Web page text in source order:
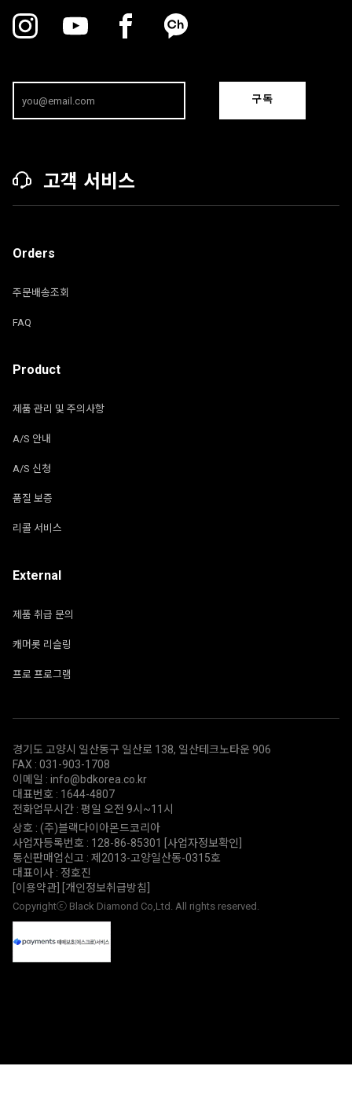
구독
고객 서비스
Orders
주문배송조회
FAQ
Product
제품 관리 및 주의사항
A/S 안내
A/S 신청
품질 보증
리콜 서비스
External
제품 취급 문의
캐머롯 리슬링
프로 프로그램
경기도 고양시 일산동구 일산로 138, 일산테크노타운 906
FAX : 031-903-1708
이메일 : info@bdkorea.co.kr
대표번호 : 1644-4807
전화업무시간 : 평일 오전 9시~11시
상호 : (주)블랙다이아몬드코리아
사업자등록번호 : 128-86-85301
[사업자정보확인]
통신판매업신고 : 제2013-고양일산동-0315호
대표이사 : 정호진
[이용약관]
[개인정보취급방침]
Copyrightⓒ Black Diamond Co,Ltd. All rights reserved.